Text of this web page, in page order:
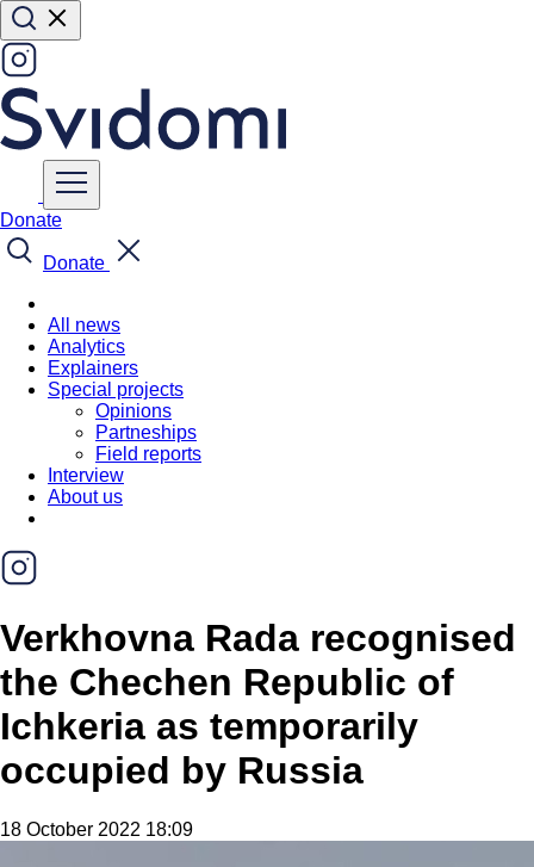
Donate
Donate
All news
Analytics
Explainers
Special projects
Opinions
Partneships
Field reports
Interview
About us
Verkhovna Rada recognised
the Chechen Republic of
Ichkeria as temporarily
occupied by Russia
18 October 2022 18:09